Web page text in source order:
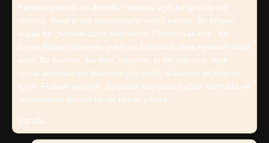
Fiziksel yakınlık ne demek ? konusu açık bir şekilde ele
alınmış, fakat pratik uygulamalar sınırlı kalmış. Bu bilgiye
küçük bir çerçeve daha eklenebilir: Fiziksel yakınlık , bir
kişiyle fiziksel düzeyde yakın ve bağlantılı olma eylemini ifade
eder. Bu kavram, sarılma, öpüşme, el ele tutuşma veya
cinsel aktivitelerde bulunma gibi çeşitli dokunma biçimlerini
içerir. Fiziksel yakınlık, ilişkilerde duygusal bağlar kurmada ve
sürdürmede önemli bir rol oynar. pikant.
Yanıtla